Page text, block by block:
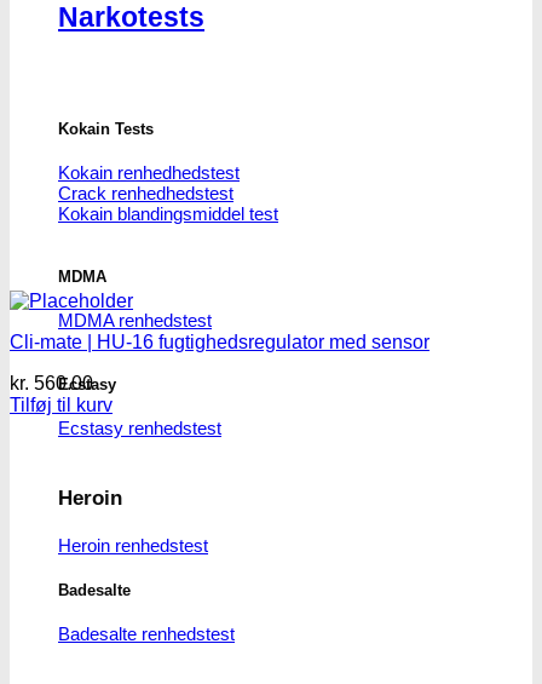
Narkotests
Kokain Tests
Kokain renhedhedstest
Crack renhedhedstest
Kokain blandingsmiddel test
MDMA
MDMA renhedstest
Ecstasy
Ecstasy renhedstest
Heroin
Heroin renhedstest
Badesalte
Badesalte renhedstest
Cli-mate | HU-16 fugtighedsregulator med sensor
kr. 560.00
Tilføj til kurv